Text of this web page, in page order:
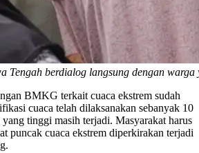
Tengah berdialog langsung dengan
BMKG terkait cuaca ekstrem sudah
cuaca telah dilaksanakan sebanyak 10
tinggi masih terjadi. Masyarakat harus
puncak cuaca ekstrem diperkirakan terjadi